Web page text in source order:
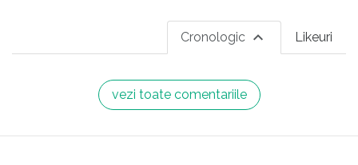
Likeuri
Cronologic
vezi toate comentariile